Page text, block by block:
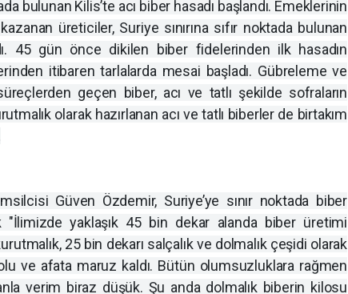
bulunan Kilis’te acı biber hasadı başlandı. Emeklerinin
kazanan üreticiler, Suriye sınırına sıfır noktada bulunan
45 gün önce dikilen biber fidelerinden ilk hasadın
itibaren tarlalarda mesai başladı. Gübreleme ve
geçen biber, acı ve tatlı şekilde sofraların
olarak hazırlanan acı ve tatlı biberler de birtakım
Güven Özdemir, Suriye’ye sınır noktada biber
"İlimizde yaklaşık 45 bin dekar alanda biber üretimi
25 bin dekarı salçalık ve dolmalık çeşidi olarak
ve afata maruz kaldı. Bütün olumsuzluklara rağmen
verim biraz düşük. Şu anda dolmalık biberin kilosu